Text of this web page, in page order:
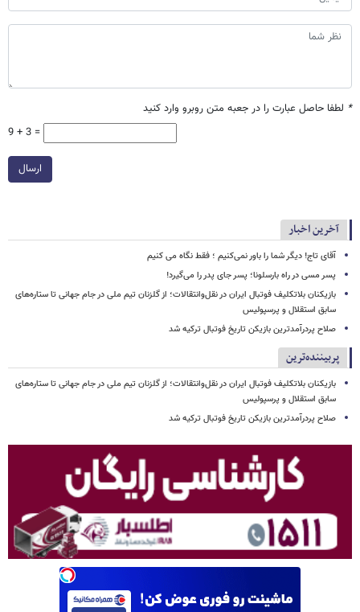
* لطفا حاصل عبارت را در جعبه متن روبرو وارد کنید
9 + 3 =
ارسال
آخرین اخبار
آقای تاج! دیگر شما را باور نمی‌کنیم ؛ فقط نگاه می کنیم
پسر مسی در راه بارسلونا؛ پسر جای پدر را می‌گیرد!
بازیکنان بلاتکلیف فوتبال ایران در نقل‌وانتقالات؛ از گلزنان تیم ملی در جام جهانی تا ستاره‌های
سابق استقلال و پرسپولیس
صلاح پردرآمدترین بازیکن تاریخ فوتبال ترکیه شد
پربیننده‌ترین
بازیکنان بلاتکلیف فوتبال ایران در نقل‌وانتقالات؛ از گلزنان تیم ملی در جام جهانی تا ستاره‌های
سابق استقلال و پرسپولیس
صلاح پردرآمدترین بازیکن تاریخ فوتبال ترکیه شد